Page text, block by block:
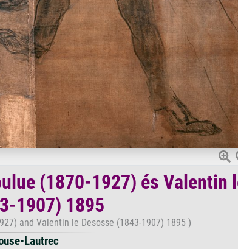
(1870-1927) és Valentin
1907) 1895
and Valentin le Desosse (1843-1907) 1895 )
Lautrec